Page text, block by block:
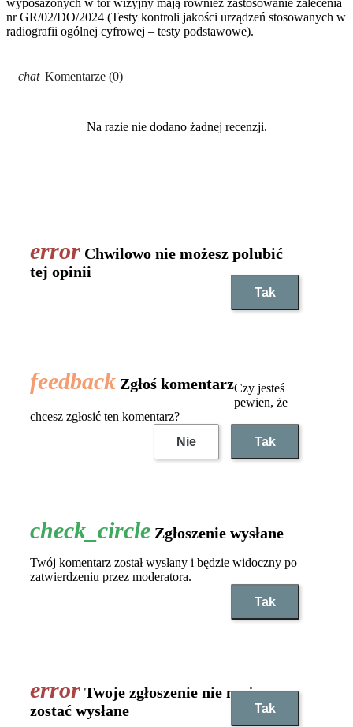
wyposażonych w tor wizyjny mają również zastosowanie zalecenia
nr GR/02/DO/2024 (Testy kontroli jakości urządzeń stosowanych w
radiografii ogólnej cyfrowej – testy podstawowe).
Komentarze (0)
Na razie nie dodano żadnej recenzji.
Chwilowo nie możesz polubić
tej opinii
Tak
Zgłoś komentarzCzy jesteś
pewien, że
chcesz zgłosić ten komentarz?
Nie
Tak
Zgłoszenie wysłane
Twój komentarz został wysłany i będzie widoczny po
zatwierdzeniu przez moderatora.
Tak
Twoje zgłoszenie nie może
zostać wysłane
Tak